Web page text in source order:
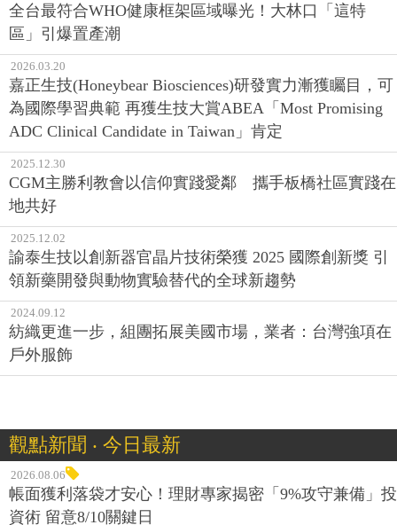
全台最符合WHO健康框架區域曝光！大林口「這特
區」引爆置產潮
2026.03.20
嘉正生技(Honeybear Biosciences)研發實力漸獲矚目，可
為國際學習典範 再獲生技大賞ABEA「Most Promising
ADC Clinical Candidate in Taiwan」肯定
2025.12.30
CGM主勝利教會以信仰實踐愛鄰 攜手板橋社區實踐在
地共好
2025.12.02
諭泰生技以創新器官晶片技術榮獲 2025 國際創新獎 引
領新藥開發與動物實驗替代的全球新趨勢
2024.09.12
紡織更進一步，組團拓展美國市場，業者：台灣強項在
戶外服飾
觀點新聞 ‧ 今日最新
2026.08.06
帳面獲利落袋才安心！理財專家揭密「9%攻守兼備」投
資術 留意8/10關鍵日